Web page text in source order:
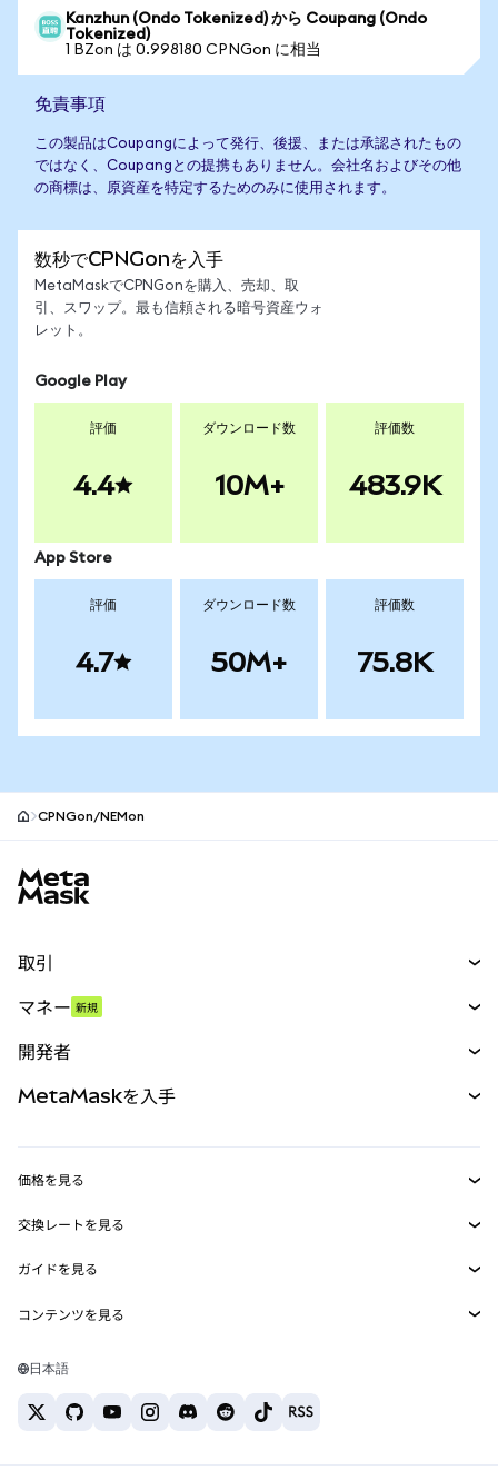
Kanzhun (Ondo Tokenized) から Coupang (Ondo
Tokenized)
1 BZon は 0.998180 CPNGon に相当
免責事項
この製品はCoupangによって発行、後援、または承認されたもの
ではなく、Coupangとの提携もありません。会社名およびその他
の商標は、原資産を特定するためのみに使用されます。
数秒でCPNGonを入手
MetaMaskでCPNGonを購入、売却、取
引、スワップ。最も信頼される暗号資産ウォ
レット。
Google Play
評価
4.4
ダウンロード数
10M+
評価数
483.9K
App Store
評価
4.7
ダウンロード数
50M+
評価数
75.8K
CPNGon/NEMon
取引
パーペチュアル
RWA
マネー 新規
開発者
MetaMask Connect
Snaps
Web3サービス
MetaMaskを入手
セキュリティ
サポート
キャリア
お問い合わせ
価格を見る
イーサリアムの価格
Solanaの価格
Tetherの価格
交換レートを見る
ETH→USD
USDT→INR
BTC→INR
ETH→USDT
ガイドを見る
ETHの購入
USDTの購入
コンテンツを見る
Solanaウォレット
日本語